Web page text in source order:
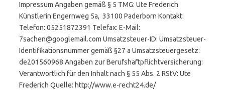
Impressum Angaben gemäß § 5 TMG: Ute Frederich
Künstlerin Engernweg 5a, 33100 Paderborn Kontakt:
Telefon: 05251872391 Telefax: E-Mail:
7sachen@googlemail.com Umsatzsteuer-ID: Umsatzsteuer-
Identifikationsnummer gemäß §27 a Umsatzsteuergesetz:
de201560968 Angaben zur Berufshaftpflichtversicherung:
Verantwortlich für den Inhalt nach § 55 Abs. 2 RStV: Ute
Frederich Quelle: http://www.e-recht24.de/